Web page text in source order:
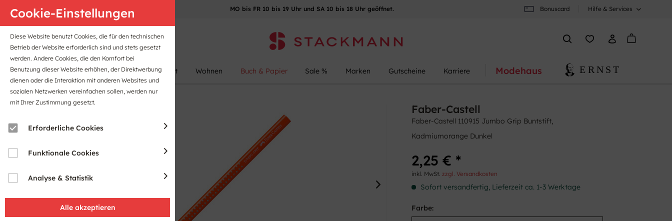
Anfahrt B2B-Portal MO bis FR 10 bis 19 Uhr und SA 10 bis 18 Uhr geöffnet. Bonuscard Hilfe & Services
Damen Herren Kinder Sport Wohnen Buch & Papier Sale % Marken Gutscheine Karriere Modehaus
Cookie-Einstellungen
Diese Website benutzt Cookies, die für den technischen
Betrieb der Website erforderlich sind und stets gesetzt
werden. Andere Cookies, die den Komfort bei
Benutzung dieser Website erhöhen, der Direktwerbung
dienen oder die Interaktion mit anderen Websites und
sozialen Netzwerken vereinfachen sollen, werden nur
mit Ihrer Zustimmung gesetzt.
Erforderliche Cookies
Funktionale Cookies
Analyse & Statistik
Faber-Castell
Faber-Castell 110915 Jumbo Grip Buntstift,
Kadmiumorange Dunkel
2,25 € *
inkl. MwSt.zzgl. Versandkosten
Sofort versandfertig, Lieferzeit ca. 1-3 Werktage
Farbe: